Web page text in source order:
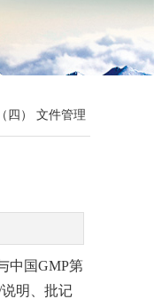
四） 文件管理
中国GMP第
明、批记